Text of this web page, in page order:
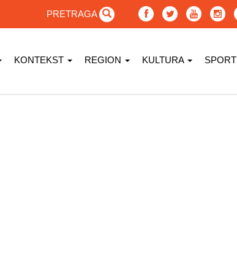
PRETRAGA
KONTEKST REGION KULTURA SPORT